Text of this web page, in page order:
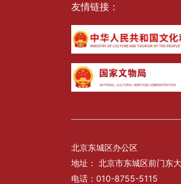
北京东城区办公区
地址： 北京市东城区前门东
电话：010-8755-5115
友情链接：